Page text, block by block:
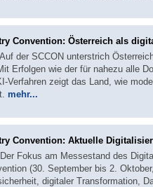
Convention: Österreich als
der SCCON unterstrich
Erfolgen wie der für nahezu alle
Verfahren zeigt das Land, wie
mehr...
Convention: Aktuelle
Fokus am Messestand des
(30. September bis 2.
digitaler Transformation,